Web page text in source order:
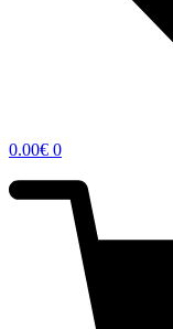
0.00€ 0